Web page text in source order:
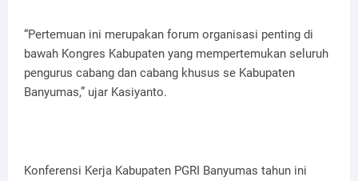
“Pertemuan ini merupakan forum organisasi penting di
bawah Kongres Kabupaten yang mempertemukan seluruh
pengurus cabang dan cabang khusus se Kabupaten
Banyumas,” ujar Kasiyanto.
Konferensi Kerja Kabupaten PGRI Banyumas tahun ini